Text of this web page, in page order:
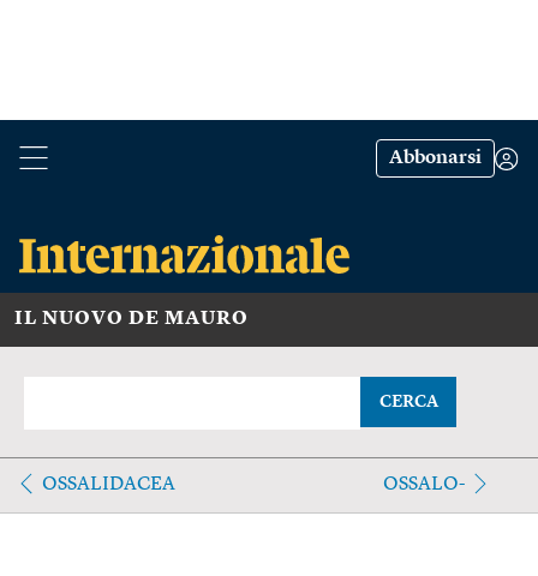
Abbonarsi
IL NUOVO DE MAURO
CERCA
OSSALIDACEA OSSALO-